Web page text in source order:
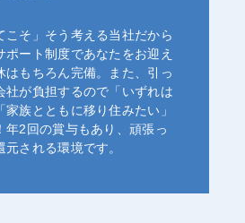
こそ」そう考える当社だから
ポート制度であなたをお迎え
はもちろん完備。また、引っ
社が負担するので「いずれは
族とともに移り住みたい」
年2回の賞与もあり、頑張っ
される環境です。